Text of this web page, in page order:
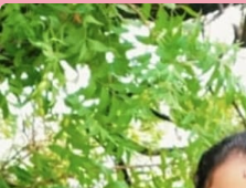
ನಾಗರತ್ನ
ಎಚ್
ಗಂಗಾವತಿ
ಅವರ
ಮಕ್ಕಳಪದ್ಯ
‘ನಮ್ಮ
ಪರಿಸರ’